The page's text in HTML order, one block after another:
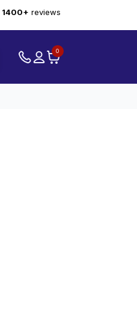
1400+ reviews
0